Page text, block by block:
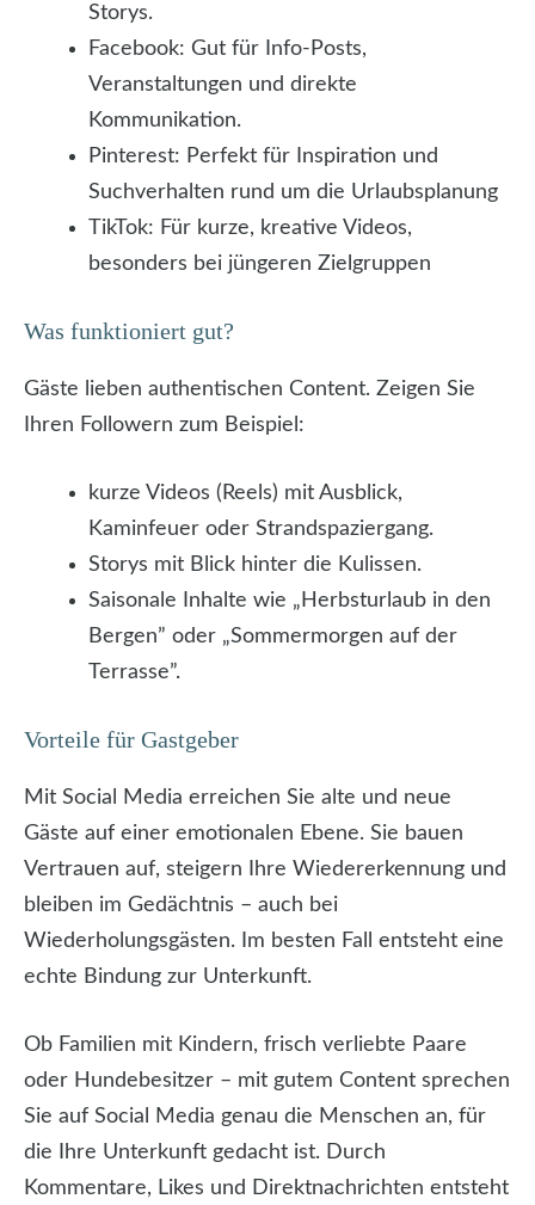
Storys.
Facebook: Gut für Info-Posts,
Veranstaltungen und direkte
Kommunikation.
Pinterest: Perfekt für Inspiration und
Suchverhalten rund um die Urlaubsplanung
TikTok: Für kurze, kreative Videos,
besonders bei jüngeren Zielgruppen
Was funktioniert gut?
Gäste lieben authentischen Content. Zeigen Sie
Ihren Followern zum Beispiel:
kurze Videos (Reels) mit Ausblick,
Kaminfeuer oder Strandspaziergang.
Storys mit Blick hinter die Kulissen.
Saisonale Inhalte wie „Herbsturlaub in den
Bergen” oder „Sommermorgen auf der
Terrasse”.
Vorteile für Gastgeber
Mit Social Media erreichen Sie alte und neue
Gäste auf einer emotionalen Ebene. Sie bauen
Vertrauen auf, steigern Ihre Wiedererkennung und
bleiben im Gedächtnis – auch bei
Wiederholungsgästen. Im besten Fall entsteht eine
echte Bindung zur Unterkunft.
Ob Familien mit Kindern, frisch verliebte Paare
oder Hundebesitzer – mit gutem Content sprechen
Sie auf Social Media genau die Menschen an, für
die Ihre Unterkunft gedacht ist. Durch
Kommentare, Likes und Direktnachrichten entsteht